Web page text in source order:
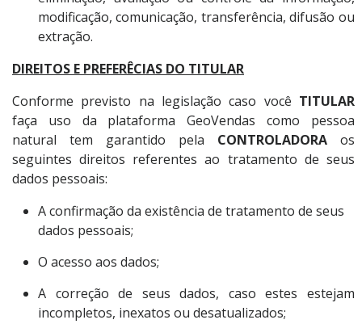
modificação, comunicação, transferência, difusão ou
extração.
DIREITOS E PREFERÊCIAS DO TITULAR
Conforme previsto na legislação caso você TITULAR
faça uso da plataforma GeoVendas como pessoa
natural tem garantido pela CONTROLADORAos
seguintes direitos referentes ao tratamento de seus
dados pessoais:
A confirmação da existência de tratamento de seus
dados pessoais;
O acesso aos dados;
A correção de seus dados, caso estes estejam
incompletos, inexatos ou desatualizados;